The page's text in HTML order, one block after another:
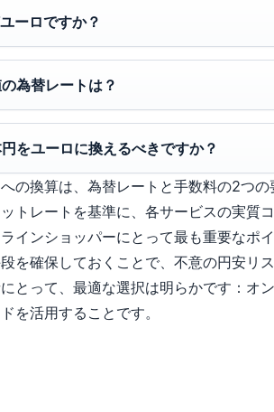
ーロですか？
為替レートは？
をユーロに換えるべきですか？
の換算は、為替レートと手数料の2つ
トレートを基準に、各サービスの実質
インショッパーにとって最も重要なポ
を確保しておくことで、不意の円安リ
とって、最適な選択は明らかです：オ
を活用することです。